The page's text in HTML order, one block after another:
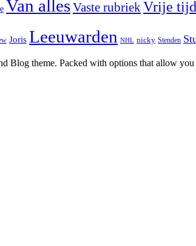
Van allesVaste rubriekVrije tijd
Joris Leeuwarden NHL nicky Stenden
Blog theme. Packed with options that allow